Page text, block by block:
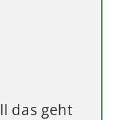
das geht